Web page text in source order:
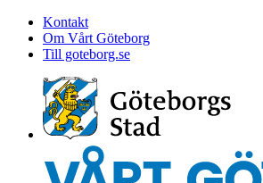
Kontakt
Om Vårt Göteborg
Till goteborg.se